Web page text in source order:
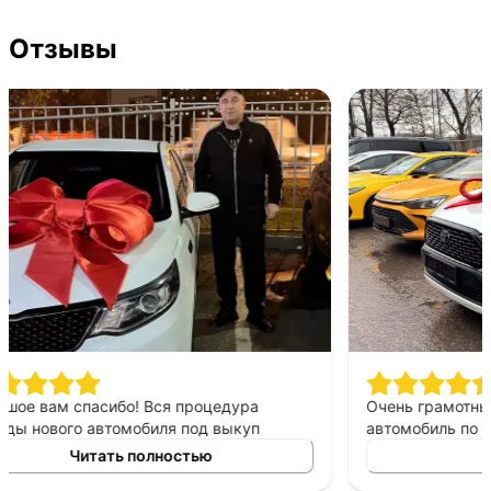
Отзывы
Большое вам спасибо! Вся процедура
аренды нового автомобиля под выкуп
заняла очень мало времени. Менеджер
помог с документами на всех стадиях
Читать полностью
Очень